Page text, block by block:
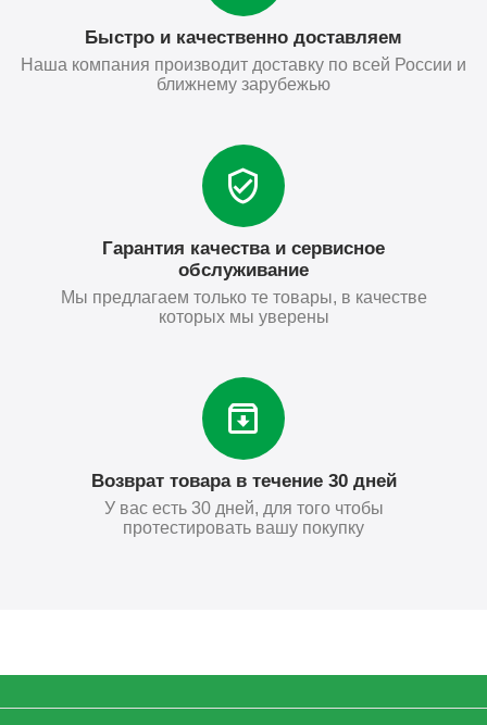
Быстро и качественно доставляем
Наша компания производит доставку по всей России и
ближнему зарубежью
Гарантия качества и сервисное
обслуживание
Мы предлагаем только те товары, в качестве
которых мы уверены
Возврат товара в течение 30 дней
У вас есть 30 дней, для того чтобы
протестировать вашу покупку